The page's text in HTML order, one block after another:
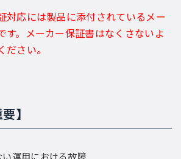
応には製品に添付されているメー
す。メーカー保証書はなくさないよ
さい。
】
運用における故障